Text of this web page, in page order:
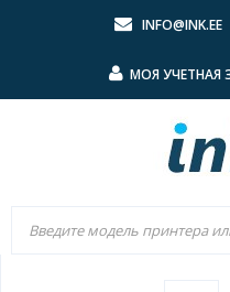
INFO@INK.EE
МОЯ УЧЕТНАЯ